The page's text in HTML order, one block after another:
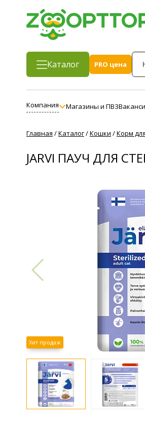
Каталог
PRO цена
Компания Магазины и ПВЗ
Главная /Каталог/Кошки /Корм
JARVI ПАУЧ ДЛЯ
Хит продаж